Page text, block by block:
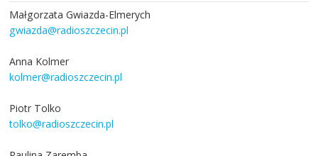
Małgorzata Gwiazda-Elmerych
gwiazda@radioszczecin.pl
Anna Kolmer
kolmer@radioszczecin.pl
Piotr Tolko
tolko@radioszczecin.pl